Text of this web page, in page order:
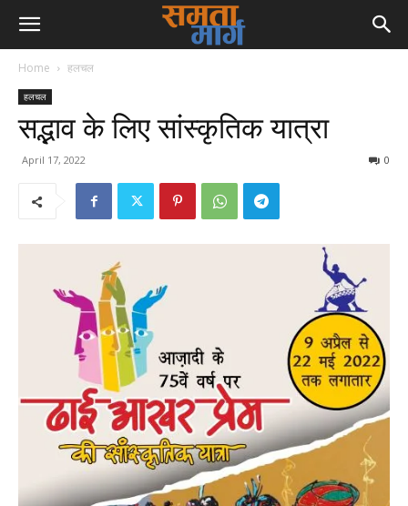
Home हलचल
हलचल
सद्भाव के लिए सांस्कृतिक यात्रा
April 17, 2022 0